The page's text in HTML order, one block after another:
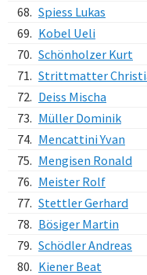
68. Spiess Lukas
69. Kobel Ueli
70. Schönholzer Kurt
71. Strittmatter
72. Deiss Mischa
73. Müller Dominik
74. Mencattini Yvan
75. Mengisen Ronald
76. Meister Rolf
77. Stettler Gerhard
78. Bösiger Martin
79. Schödler Andreas
80. Kiener Beat